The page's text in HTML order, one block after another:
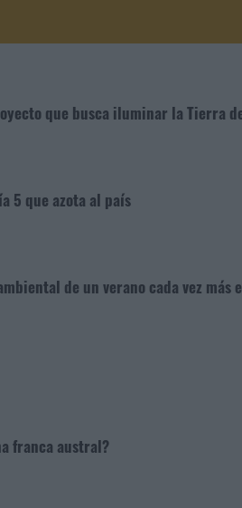
que busca iluminar la Tierra
5 que azota al país
de un verano cada vez más
franca austral?